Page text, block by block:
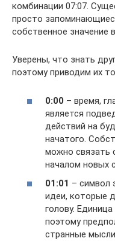
комбинации 07:07.
просто
собственное значение
Уверены, что знать
поэтому приводим их
0:00 – время,
является
действий на
начатого.
можно связать
началом новых
01:01 – символ
идеи, которые
голову.
поэтому
странные